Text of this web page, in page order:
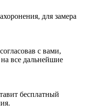
для замера
с вами,
все дальнейшие
бесплатный